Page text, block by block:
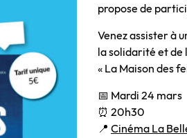
propose de
Venez assister à
la solidarité et de
« La Maison des
📅 Mardi 24 mars
⏰ 20h30
📍 Cinéma La